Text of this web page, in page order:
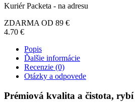
Kuriér Packeta - na adresu
ZDARMA OD 89 €
4.70 €
Popis
Ďalšie informácie
Recenzie (0)
Otázky a odpovede
Prémiová kvalita a čistota, rybí